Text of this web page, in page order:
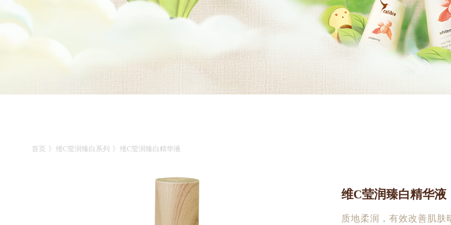
首页 》 维C莹润臻白系列 》 维C莹润臻白精华液
维C莹润臻白精华液
质地柔润，有效改善肌肤